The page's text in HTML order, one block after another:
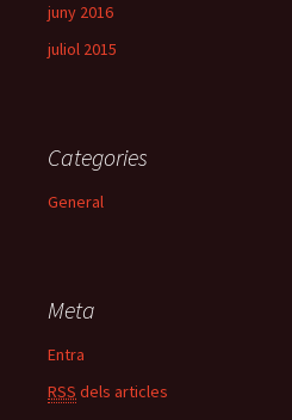
juny 2016
juliol 2015
Categories
General
Meta
Entra
RSS dels articles